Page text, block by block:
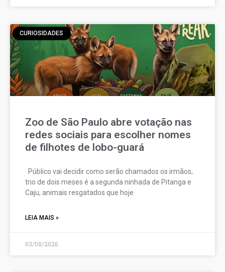
CURIOSIDADES
Zoo de São Paulo abre votação nas
redes sociais para escolher nomes
de filhotes de lobo-guará
Público vai decidir como serão chamados os irmãos;
trio de dois meses é a segunda ninhada de Pitanga e
Caju, animais resgatados que hoje
LEIA MAIS »
03/08/2026